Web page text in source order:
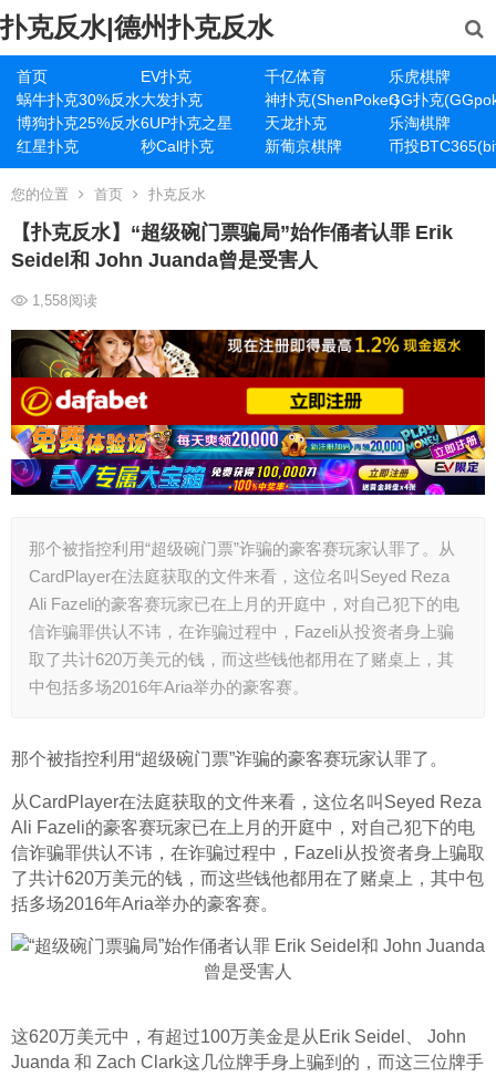
扑克反水|德州扑克反水
首页 EV扑克 千亿体育
乐虎棋牌
蜗牛扑克30%反水大发扑克 神扑克(ShenPoker)GG扑克
博狗扑克25%反水6UP扑克之星 天龙扑克
乐淘棋牌
红星扑克
秒Call扑克 新葡京棋牌 币投
您的位置 首页 扑克反水
【扑克反水】“超级碗门票骗局”始作俑者认罪 Erik
Seidel和 John Juanda曾是受害人
1,558阅读
那个被指控利用“超级碗门票”诈骗的豪客赛玩家认罪了。从
CardPlayer在法庭获取的文件来看，这位名叫Seyed Reza
Ali Fazeli的豪客赛玩家已在上月的开庭中，对自己犯下的电
信诈骗罪供认不讳，在诈骗过程中，Fazeli从投资者身上骗
取了共计620万美元的钱，而这些钱他都用在了赌桌上，其
中包括多场2016年Aria举办的豪客赛。
那个被指控利用“超级碗门票”诈骗的豪客赛玩家认罪了。
从CardPlayer在法庭获取的文件来看，这位名叫Seyed Reza
Ali Fazeli的豪客赛玩家已在上月的开庭中，对自己犯下的电
信诈骗罪供认不讳，在诈骗过程中，Fazeli从投资者身上骗取
了共计620万美元的钱，而这些钱他都用在了赌桌上，其中包
括多场2016年Aria举办的豪客赛。
这620万美元中，有超过100万美金是从Erik Seidel、 John
Juanda 和 Zach Clark这几位牌手身上骗到的，而这三位牌手